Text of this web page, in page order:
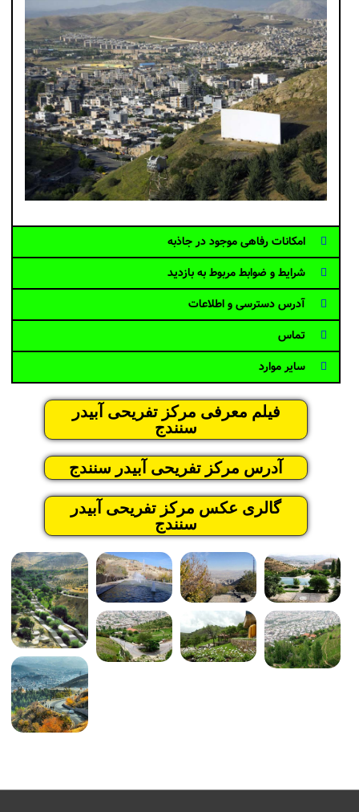
امکانات رفاهی موجود در جاذبه
شرایط و ضوابط مربوط به بازدید
آدرس دسترسی و اطلاعات
تماس
سایر موارد
فیلم معرفی مرکز تفریحی آبیدر
سنندج
آدرس مرکز تفریحی آبیدر سنندج
گالری عکس مرکز تفریحی آبیدر
سنندج